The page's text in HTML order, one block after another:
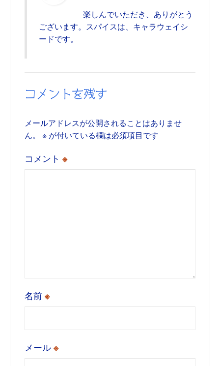
楽しんでいただき、ありがとう
ございます。スパイスは、キャラウェイシ
ードです。
コメントを残す
メールアドレスが公開されることはありませ
ん。
※ が付いている欄は必須項目です
コメント ※
名前※
メール※